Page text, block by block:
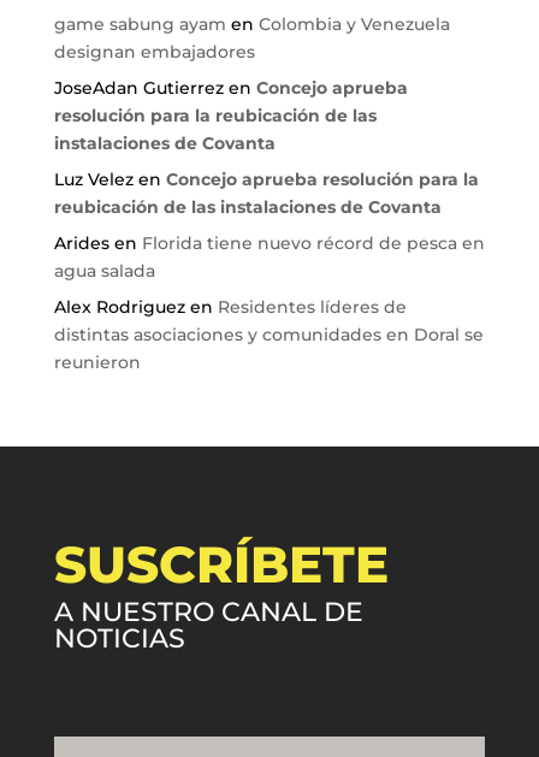
game sabung ayam en Colombia y Venezuela
designan embajadores
JoseAdan Gutierrezen Concejo aprueba
resolución para la reubicación de las
instalaciones de Covanta
Luz Velezen Concejo aprueba resolución para la
reubicación de las instalaciones de Covanta
Aridesen Florida tiene nuevo récord de pesca en
agua salada
Alex Rodriguezen Residentes líderes de
distintas asociaciones y comunidades en Doral se
reunieron
SUSCRÍBETE
A NUESTRO CANAL DE
NOTICIAS